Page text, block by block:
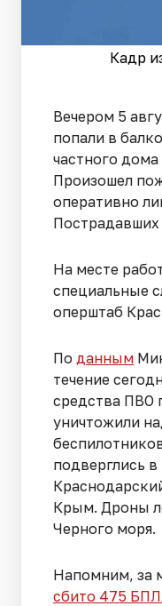
Кадр
Вечером 5
попали в
частного
Произошел
оперативно
Пострадавших
На месте
специальные
оперштаб
По данным
течение
средства ПВО
уничтожили
подверглись в
Крым. Дроны
Черного моря.
Напомним, за
сбито 475